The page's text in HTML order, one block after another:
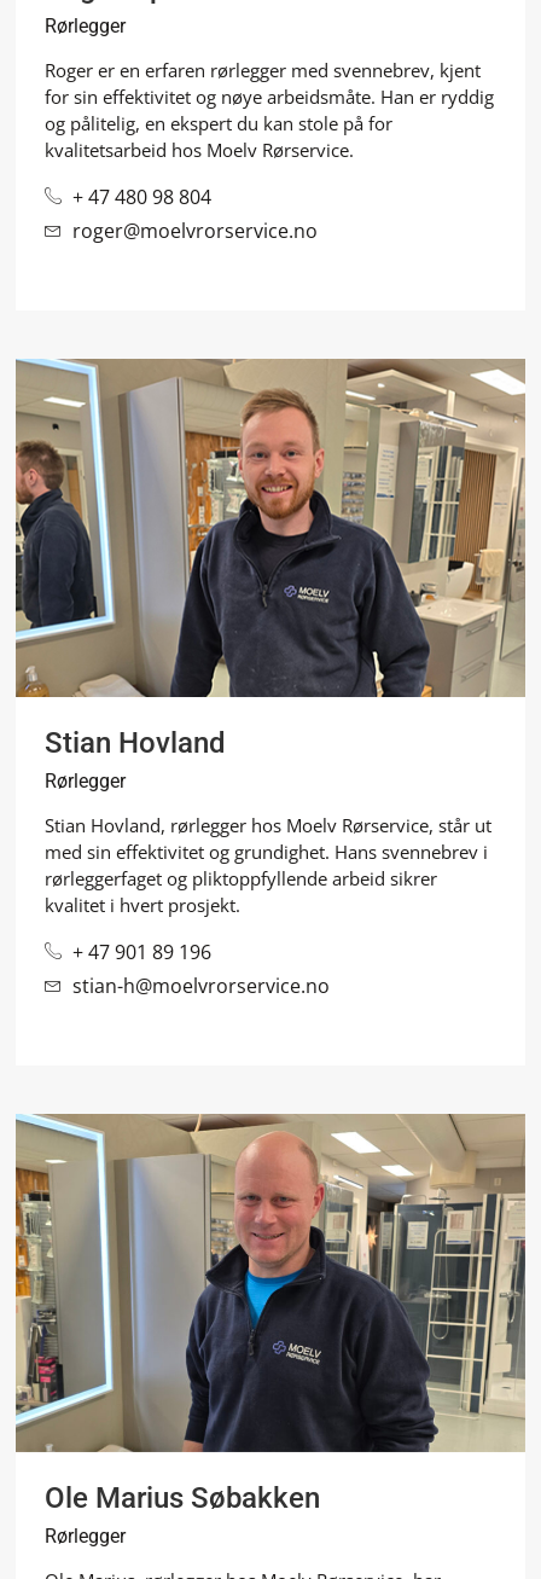
Rørlegger
Roger er en erfaren rørlegger med svennebrev, kjent
for sin effektivitet og nøye arbeidsmåte. Han er ryddig
og pålitelig, en ekspert du kan stole på for
kvalitetsarbeid hos Moelv Rørservice.
+ 47 480 98 804
roger@moelvrorservice.no
Stian Hovland
Rørlegger
Stian Hovland, rørlegger hos Moelv Rørservice, står ut
med sin effektivitet og grundighet. Hans svennebrev i
rørleggerfaget og pliktoppfyllende arbeid sikrer
kvalitet i hvert prosjekt.
+ 47 901 89 196
stian-h@moelvrorservice.no
Ole Marius Søbakken
Rørlegger